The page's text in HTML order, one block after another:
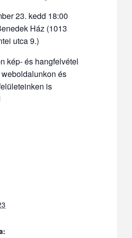
23. kedd 18:00
Ház (1013
utca 9.)
kép- és hangfelvétel
és
is